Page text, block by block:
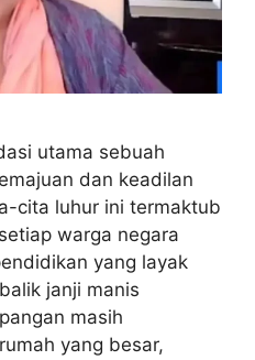
utama sebuah
dan keadilan
cita luhur ini termaktub
warga negara
yang layak
janji manis
masih
yang besar,